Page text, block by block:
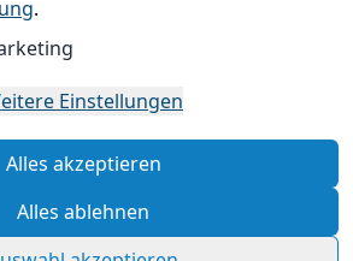
– Klicken Sie hier für weitere
.
Einstellungen
Alles akzeptieren
Alles ablehnen